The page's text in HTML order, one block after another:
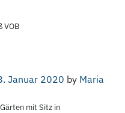
VOB
Januar 2020 by Maria
mit Sitz in